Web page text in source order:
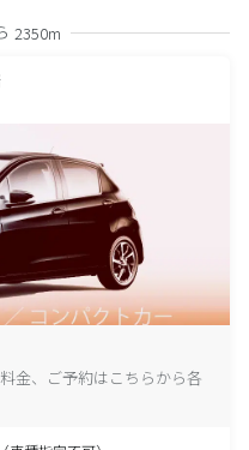
2350m
金、ご予約はこちらから各